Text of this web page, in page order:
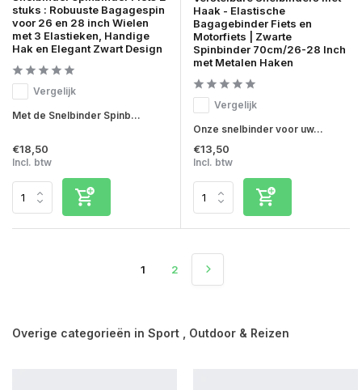
stuks : Robuuste Bagagespin
voor 26 en 28 inch Wielen
met 3 Elastieken, Handige
Hak en Elegant Zwart Design
Vergelijk
Met de Snelbinder Spinb...
€18,50
Incl. btw
Haak - Elastische
Bagagebinder Fiets en
Motorfiets | Zwarte
Spinbinder 70cm/26-28 Inch
met Metalen Haken
Vergelijk
Onze snelbinder voor uw...
€13,50
Incl. btw
1 2
Overige categorieën in Sport , Outdoor & Reizen